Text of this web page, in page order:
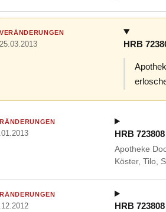
VERÄNDERUNGEN
25.03.2013 HRB
HRB 723808
Apotheke
Köster, Tilo,
HRB 723808